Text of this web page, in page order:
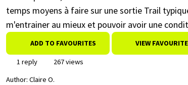
temps moyens à faire sur une sortie Trail
m'entrainer au mieux et pouvoir avoir une
ADD TO FAVOURITES VIEW
1 reply
267 views
Author: Claire O.